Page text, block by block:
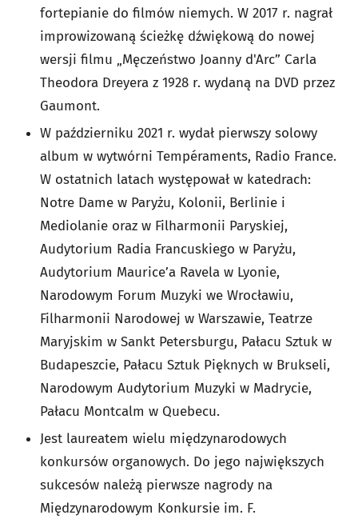
fortepianie do filmów niemych. W 2017 r. nagrał
improwizowaną ścieżkę dźwiękową do nowej
wersji filmu „Męczeństwo Joanny d'Arc” Carla
Theodora Dreyera z 1928 r. wydaną na DVD przez
Gaumont.
W październiku 2021 r. wydał pierwszy solowy
album w wytwórni Tempéraments, Radio France.
W ostatnich latach występował w katedrach:
Notre Dame w Paryżu, Kolonii, Berlinie i
Mediolanie oraz w Filharmonii Paryskiej,
Audytorium Radia Francuskiego w Paryżu,
Audytorium Maurice’a Ravela w Lyonie,
Narodowym Forum Muzyki we Wrocławiu,
Filharmonii Narodowej w Warszawie, Teatrze
Maryjskim w Sankt Petersburgu, Pałacu Sztuk w
Budapeszcie, Pałacu Sztuk Pięknych w Brukseli,
Narodowym Audytorium Muzyki w Madrycie,
Pałacu Montcalm w Quebecu.
Jest laureatem wielu międzynarodowych
konkursów organowych. Do jego największych
sukcesów należą pierwsze nagrody na
Międzynarodowym Konkursie im. F.